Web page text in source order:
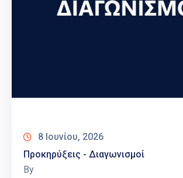
8 Ιουνίου, 2026
Προκηρύξεις - Διαγωνισμοί
By